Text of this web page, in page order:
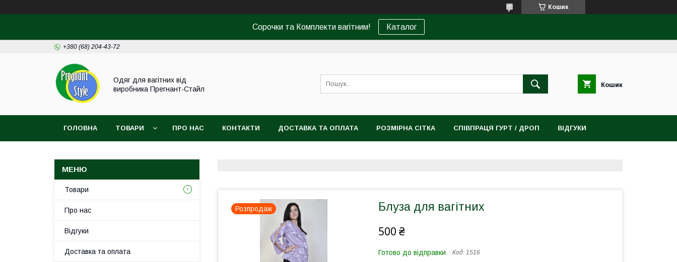
Кошик
Сорочки та Комплекти вагітним! Каталог
+380 (68) 204-43-72
Одяг для вагітних від
виробника Прегнант-Стайл
Кошик
ГОЛОВНА ТОВАРИ ПРО НАС КОНТАКТИ ДОСТАВКА ТА ОПЛАТА РОЗМІРНА СІТКА СПІВПРАЦЯ ГУРТ / ДРОП ВІДГУКИ
Розпродаж Блуза для вагітних
500 ₴
Готово до відправки Код: 1516
Товари
Про нас
Відгуки
Доставка та оплата